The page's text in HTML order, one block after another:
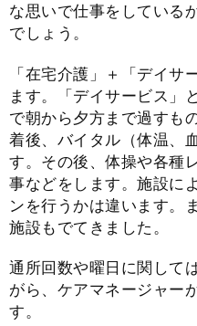
な思いで仕事をしている
でしょう。
「在宅介護」＋「デイサ
ます。「デイサービス」
で朝から夕方まで過すも
着後、バイタル（体温、
す。その後、体操や各種
事などをします。施設に
ンを行うかは違います。
施設もでてきました。
通所回数や曜日に関して
がら、ケアマネージャー
す。